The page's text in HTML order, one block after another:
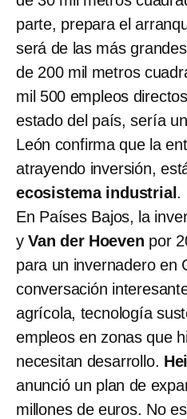
parte, prepara el
será de las más
de 200 mil metros
mil 500 empleos
estado del país, sería
León confirma que la
atrayendo inversión,
ecosistema industrial .
En Países Bajos, la
yVan der Hoeven por
para un invernadero en
conversación
agrícola, tecnología
empleos en zonas que
necesitan desarrollo.
anunció un plan de
millones de euros. No